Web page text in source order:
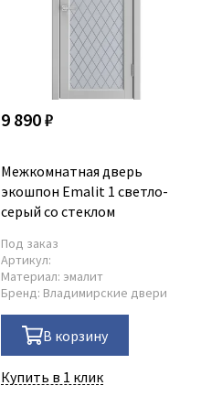
9 890 ₽
Межкомнатная дверь
экошпон Emalit 1 светло-
серый со стеклом
Под заказ
Артикул:
Материал: эмалит
Бренд: Владимирские двери
В корзину
Купить в 1 клик